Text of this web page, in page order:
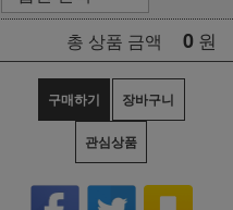
총 상품 금액 0 원
구매하기 장바구니
관심상품